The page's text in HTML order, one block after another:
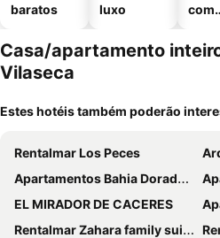
baratos
luxo
com
Casa/apartamento
Vilaseca
Estes hotéis também poderão
Rentalmar Los Peces
Apartamentos Bahia Dorada y Iris
EL MIRADOR DE CACERES
Rentalmar Zahara family suites